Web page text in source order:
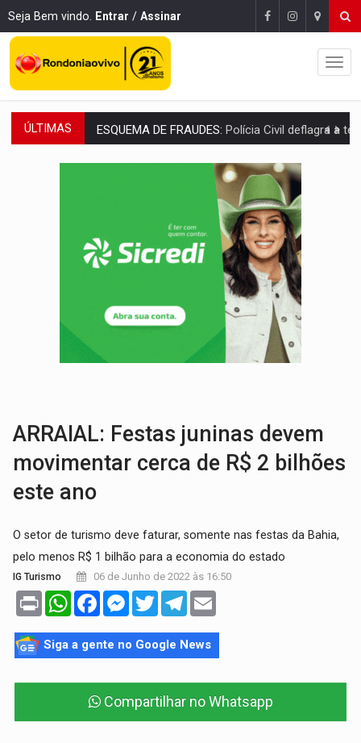
Seja Bem vindo. Entrar / Assinar
ÚLTIMAS ESQUEMA DE FRAUDES: Polícia Civil deflagra a terceira fase da
ASSESSOR FLAGRADO:Empresa e ONG que recebeu R$ 12 mi em emendas
INFLUENCIARIA ELEIÇÕES: Justiça Eleitoral manda tirar vídeo com suposta
CONEXÃO RONDONIAOVIVO:Marcio Barreto, pres. da ABAV-RO, alerta sobre golpes
DA RECICLAGEM AO SUCESSO:A trajetória de superação de
MPF pede condenação do Banco do Brasil por financiar
INFRAESTRUTURA: Vilhena realiza audiência pública sobre
SEM SISTEMA: Falha afeta atendimentos na Policlínica
ARRAIAL: Festas juninas devem
movimentar cerca de R$ 2 bilhões
este ano
O setor de turismo deve faturar, somente nas festas da Bahia,
pelo menos R$ 1 bilhão para a economia do estado
IG Turismo 06 de Junho de 2022 às 16:50
Print WhatsAppFacebookMessenger
TwitterTelegram
Siga a gente no Google News
Compartilhar no Whatsapp